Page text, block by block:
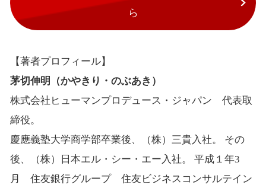
ら
【著者プロフィール】
茅切伸明（かやきり・のぶあき）
株式会社ヒューマンプロデュース・ジャパン 代表取
締役。
慶應義塾大学商学部卒業後、（株）三貴入社。 その
後、（株）日本エル・シー・エー入社。 平成１年3
月 住友銀行グループ 住友ビジネスコンサルテイン